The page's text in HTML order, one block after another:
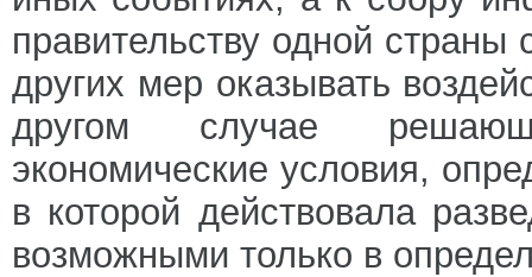
правительству одной
других мер оказывать
другом случае
экономические условия,
в которой действовала
возможными только в